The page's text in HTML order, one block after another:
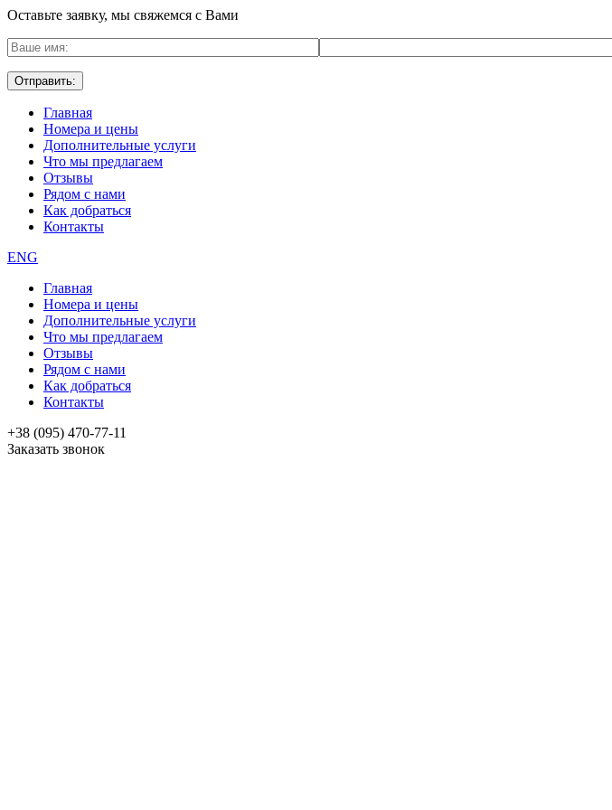
Оставьте заявку, мы свяжемся с Вами
Главная
Номера и цены
Дополнительные услуги
Что мы предлагаем
Отзывы
Рядом с нами
Как добраться
Контакты
ENG
Главная
Номера и цены
Дополнительные услуги
Что мы предлагаем
Отзывы
Рядом с нами
Как добраться
Контакты
+38 (095) 470-77-11
Заказать звонок